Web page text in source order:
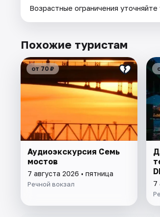
Возрастные ограничения уточняйте
Похожие туристам
от 70 ₽
Аудиоэкскурсия Семь
мостов
7 августа 2026 • пятница
Речной вокзал 7